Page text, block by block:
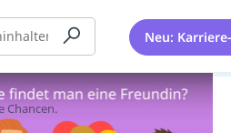
Neu:
Chancen.